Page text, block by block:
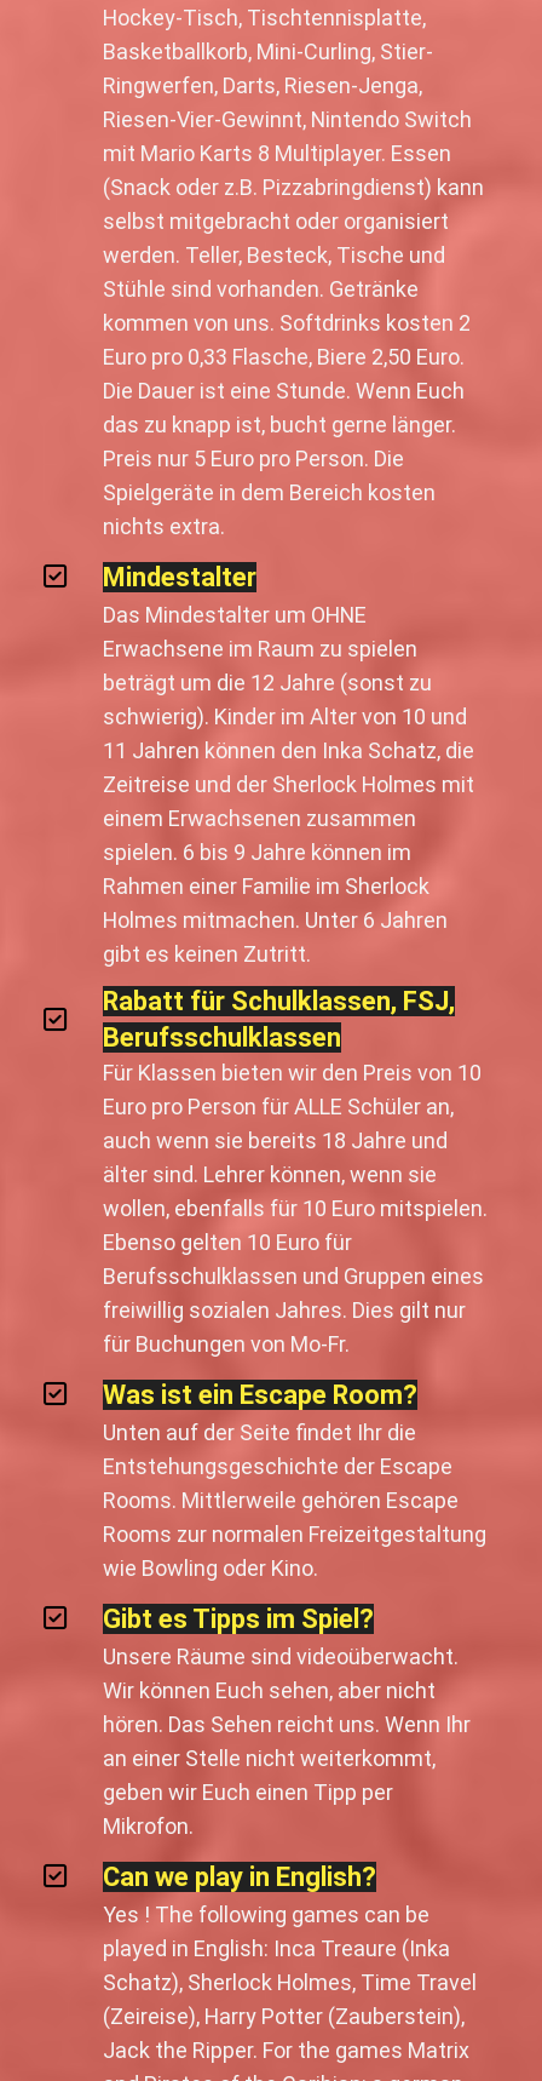
Hockey-Tisch, Tischtennisplatte,
Basketballkorb, Mini-Curling, Stier-
Ringwerfen, Darts, Riesen-Jenga,
Riesen-Vier-Gewinnt, Nintendo Switch
mit Mario Karts 8 Multiplayer. Essen
(Snack oder z.B. Pizzabringdienst) kann
selbst mitgebracht oder organisiert
werden. Teller, Besteck, Tische und
Stühle sind vorhanden. Getränke
kommen von uns. Softdrinks kosten 2
Euro pro 0,33 Flasche, Biere 2,50 Euro.
Die Dauer ist eine Stunde. Wenn Euch
das zu knapp ist, bucht gerne länger.
Preis nur 5 Euro pro Person. Die
Spielgeräte in dem Bereich kosten
nichts extra.
Mindestalter
Das Mindestalter um OHNE
Erwachsene im Raum zu spielen
beträgt um die 12 Jahre (sonst zu
schwierig). Kinder im Alter von 10 und
11 Jahren können den Inka Schatz, die
Zeitreise und der Sherlock Holmes mit
einem Erwachsenen zusammen
spielen. 6 bis 9 Jahre können im
Rahmen einer Familie im Sherlock
Holmes mitmachen. Unter 6 Jahren
gibt es keinen Zutritt.
Rabatt für Schulklassen, FSJ,
Berufsschulklassen
Für Klassen bieten wir den Preis von 10
Euro pro Person für ALLE Schüler an,
auch wenn sie bereits 18 Jahre und
älter sind. Lehrer können, wenn sie
wollen, ebenfalls für 10 Euro mitspielen.
Ebenso gelten 10 Euro für
Berufsschulklassen und Gruppen eines
freiwillig sozialen Jahres. Dies gilt nur
für Buchungen von Mo-Fr.
Was ist ein Escape Room?
Unten auf der Seite findet Ihr die
Entstehungsgeschichte der Escape
Rooms. Mittlerweile gehören Escape
Rooms zur normalen Freizeitgestaltung
wie Bowling oder Kino.
Gibt es Tipps im Spiel?
Unsere Räume sind videoüberwacht.
Wir können Euch sehen, aber nicht
hören. Das Sehen reicht uns. Wenn Ihr
an einer Stelle nicht weiterkommt,
geben wir Euch einen Tipp per
Mikrofon.
Can we play in English?
Yes ! The following games can be
played in English: Inca Treaure (Inka
Schatz), Sherlock Holmes, Time Travel
(Zeireise), Harry Potter (Zauberstein),
Jack the Ripper. For the games Matrix